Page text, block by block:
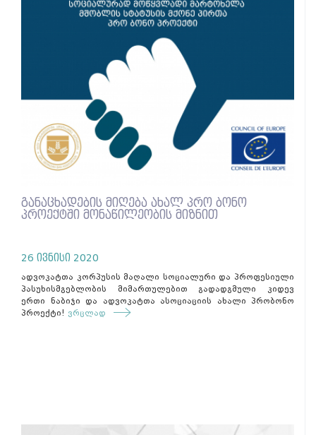
განაცხადების მიღება ახალ პრო ბონო
პროექტში მონაწილეობის მიზნით
26 ივნისი 2020
ადვოკატთა კორპუსის მაღალი სოციალური და პროფესიული
პასუხისმგებლობის მიმართულებით გადადგმული კიდევ
ერთი ნაბიჯი და ადვოკატთა ასოციაციის ახალი პრობონო
პროექტი! ვრცლად